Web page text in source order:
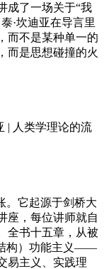
成了一场关于“我
·坎迪亚在导言里
而不是某种单一的
而是思想碰撞的火
。它起源于剑桥大
座，每位讲师就自
全书十五章，从被
构）功能主义——
易主义、实践理